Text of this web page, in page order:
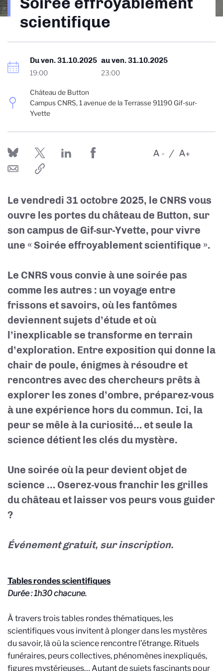
scientifique
Duven. 31.10.2025
19:00
auven. 31.10.2025
23:00
Château de Button
Campus CNRS, 1 avenue de la Terrasse 91190 Gif-sur-
Yvette
-
A +
A
Le vendredi 31 octobre 2025, le CNRS vous
ouvre les portes du château de Button, sur
son campus de Gif-sur-Yvette, pour vivre
une « Soirée effroyablement scientifique ».
Le CNRS vous convie à une soirée pas
comme les autres : un voyage entre
frissons et savoirs, où les fantômes
deviennent sujets d’étude et où
l’inexplicable se transforme en terrain
d’exploration. Entre exposition qui donne la
chair de poule, énigmes à résoudre et
rencontres avec des chercheurs prêts à
explorer les zones d’ombre, préparez-vous
à une expérience hors du commun. Ici, la
peur se mêle à la curiosité… et seule la
science détient les clés du mystère.
Une soirée où la peur devient objet de
science … Oserez-vous franchir les grilles
du château et laisser vos peurs vous guider
?
Événement gratuit, sur inscription.
Tables rondes scientifiques
Durée : 1h30 chacune.
À travers trois tables rondes thématiques, les
scientifiques vous invitent à plonger dans les mystères
du savoir, là où la science rencontre l’étrange. Rituels
funéraires, peurs collectives, phénomènes inexpliqués,
figures mystérieuses… Autant de sujets fascinants pour